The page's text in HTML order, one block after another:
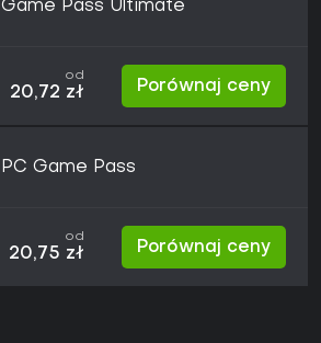
Game Pass Ultimate
od
20,72 zł Porównaj ceny
PC Game Pass
od
20,75 zł Porównaj ceny